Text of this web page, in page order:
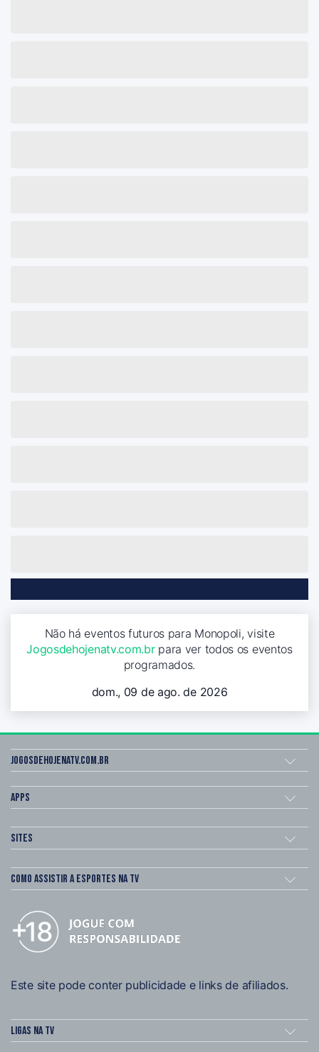
Não há eventos futuros para Monopoli, visite
Jogosdehojenatv.com.brpara ver todos os eventos
programados.
dom., 09 de ago. de 2026
Jogosdehojenatv.com.br
Apps
Sites
Como assistir a esportes na TV
Este site pode conter publicidade e links de afiliados.
Ligas na TV